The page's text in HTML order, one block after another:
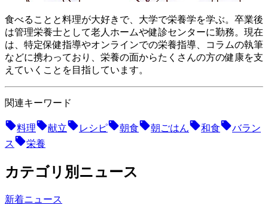
食べることと料理が大好きで、大学で栄養学を学ぶ。卒業後
は管理栄養士として老人ホームや健診センターに勤務。現在
は、特定保健指導やオンラインでの栄養指導、コラムの執筆
などに携わっており、栄養の面からたくさんの方の健康を支
えていくことを目指しています。
関連キーワード
料理 献立 レシピ 朝食 朝ごはん 和食
バラン
ス
栄養
カテゴリ別ニュース
新着ニュース